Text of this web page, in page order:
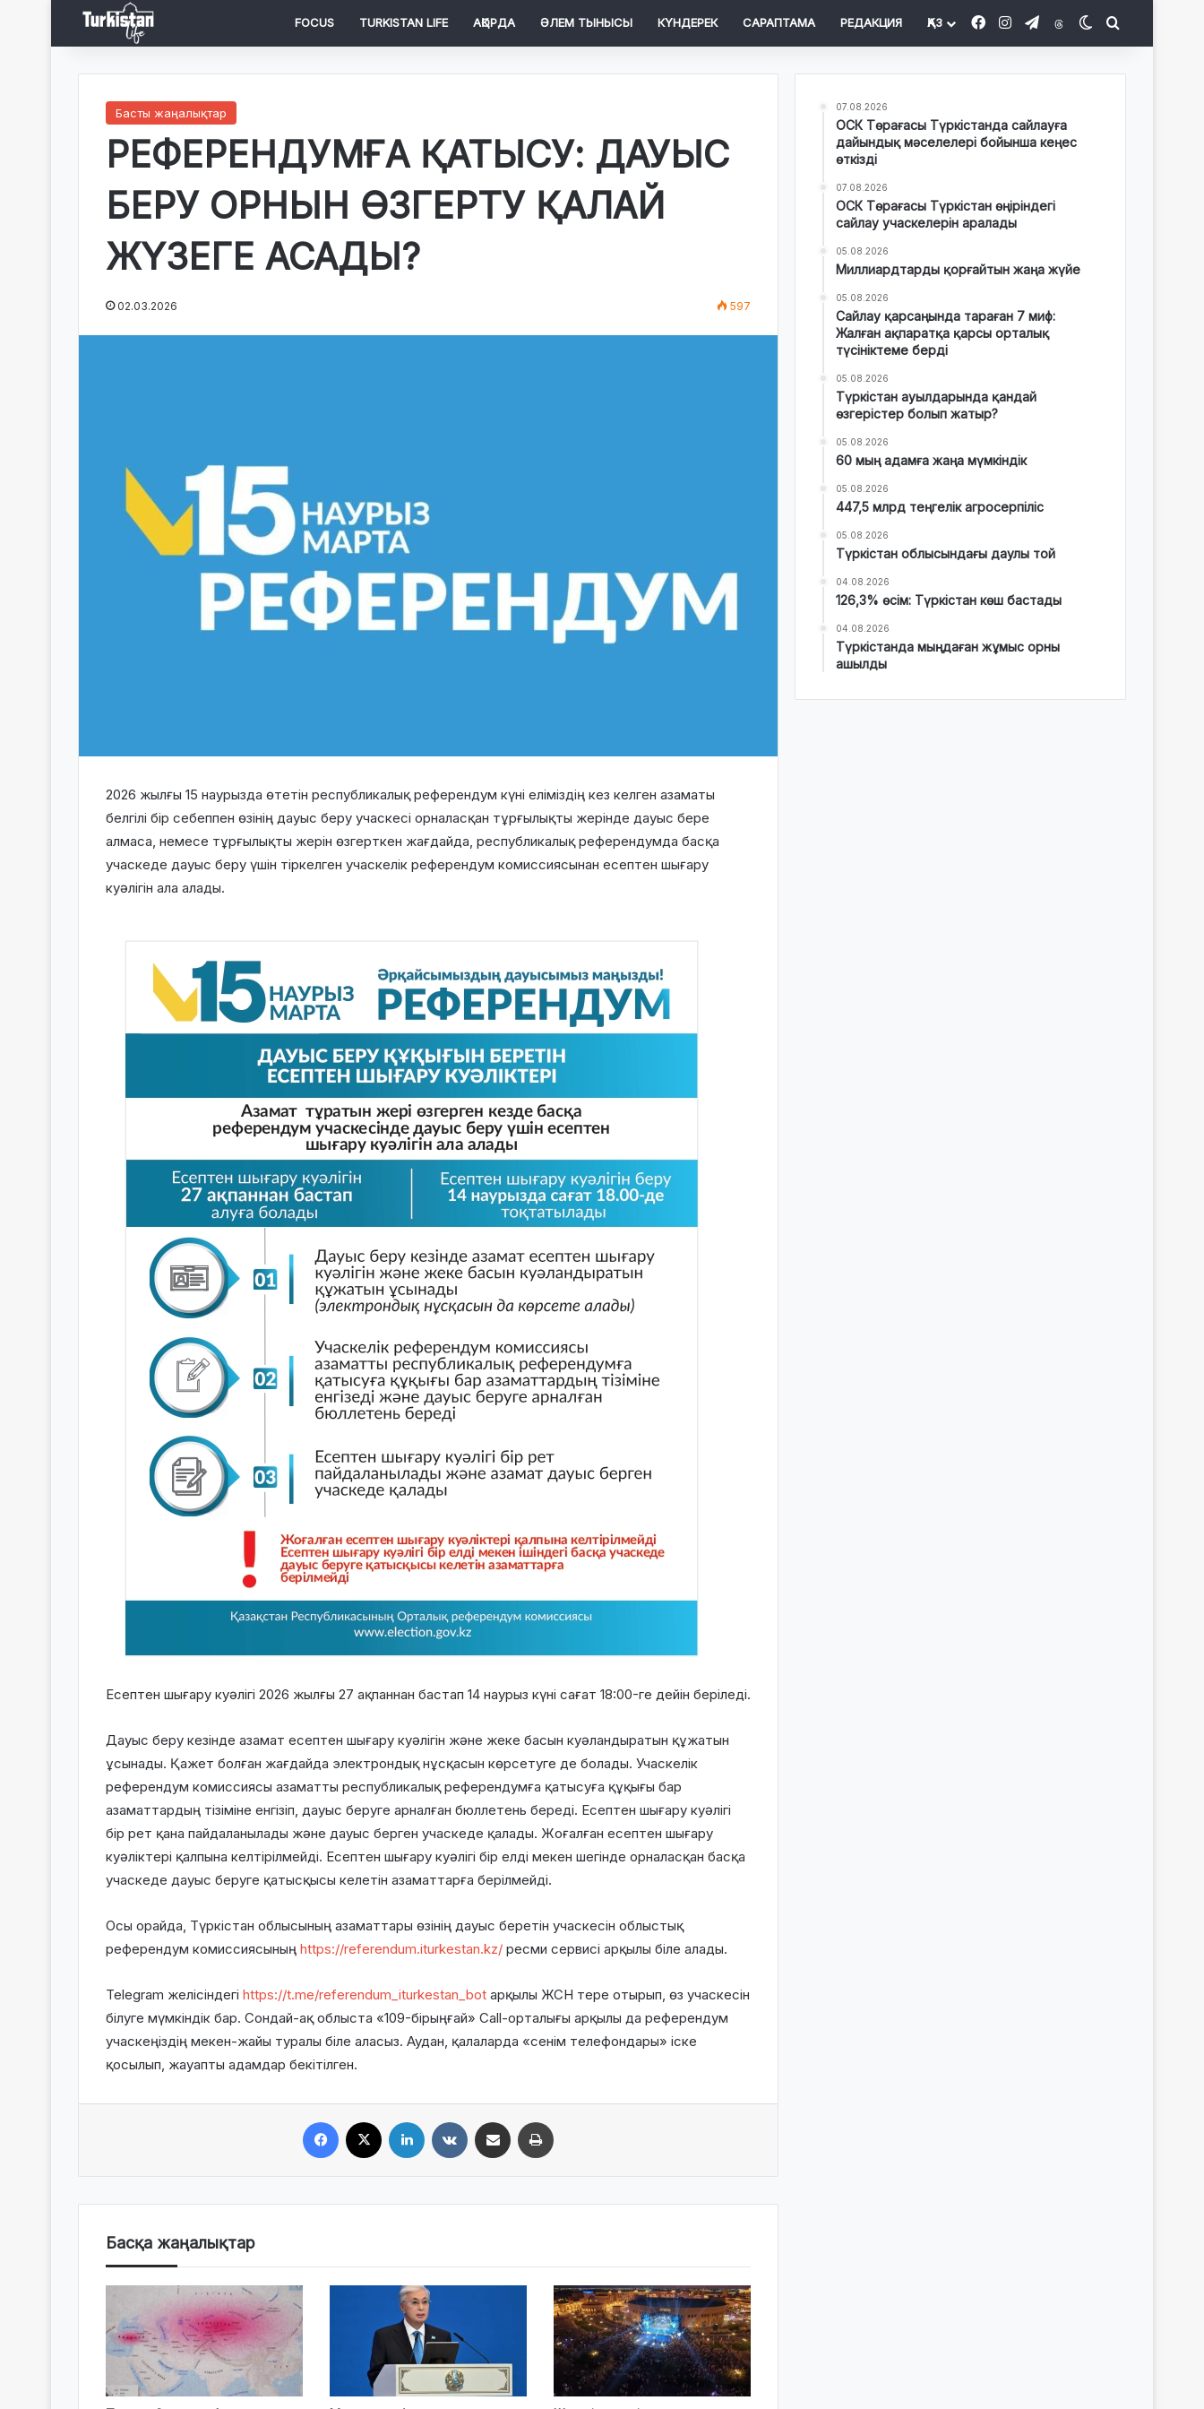
FOCUS TURKISTAN LIFE АҚОРДА ӘЛЕМ ТЫНЫСЫ КҮНДЕРЕК САРАПТАМА РЕДАКЦИЯ ҚАЗ FacebookInstagram
TelegramThreadsSwitch skin
Басты жаңалықтар
РЕФЕРЕНДУМҒА ҚАТЫСУ: ДАУЫС
БЕРУ ОРНЫН ӨЗГЕРТУ ҚАЛАЙ
ЖҮЗЕГЕ АСАДЫ?
02.03.2026 597
2026 жылғы 15 наурызда өтетін республикалық референдум күні еліміздің кез келген азаматы
белгілі бір себеппен өзінің дауыс беру учаскесі орналасқан тұрғылықты жерінде дауыс бере
алмаса, немесе тұрғылықты жерін өзгерткен жағдайда, республикалық референдумда басқа
учаскеде дауыс беру үшін тіркелген учаскелік референдум комиссиясынан есептен шығару
куәлігін ала алады.
Есептен шығару куәлігі 2026 жылғы 27 ақпаннан бастап 14 наурыз күні сағат 18:00-ге дейін беріледі.
Дауыс беру кезінде азамат есептен шығару куәлігін және жеке басын куәландыратын құжатын
ұсынады. Қажет болған жағдайда электрондық нұсқасын көрсетуге де болады. Учаскелік
референдум комиссиясы азаматты республикалық референдумға қатысуға құқығы бар
азаматтардың тізіміне енгізіп, дауыс беруге арналған бюллетень береді. Есептен шығару куәлігі
бір рет қана пайдаланылады және дауыс берген учаскеде қалады. Жоғалған есептен шығару
куәліктері қалпына келтірілмейді. Есептен шығару куәлігі бір елді мекен шегінде орналасқан басқа
учаскеде дауыс беруге қатысқысы келетін азаматтарға берілмейді.
Осы орайда, Түркістан облысының азаматтары өзінің дауыс беретін учаскесін облыстық
референдум комиссиясының https://referendum.iturkestan.kz/ ресми сервисі арқылы біле алады.
Telegram желісіндегі https://t.me/referendum_iturkestan_bot арқылы ЖСН тере отырып, өз учаскесін
білуге мүмкіндік бар. Сондай-ақ облыста «109-бірыңғай» Call-орталығы арқылы да референдум
учаскеңіздің мекен-жайы туралы біле аласыз. Аудан, қалаларда «сенім телефондары» іске
қосылып, жауапты адамдар бекітілген.
Басқа жаңалықтар
07.08.2026
ОСК Төрағасы Түркістанда сайлауға
дайындық мәселелері бойынша кеңес
өткізді
07.08.2026
ОСК Төрағасы Түркістан өңіріндегі
сайлау учаскелерін аралады
05.08.2026
Миллиардтарды қорғайтын жаңа жүйе
05.08.2026
Сайлау қарсаңында тараған 7 миф:
Жалған ақпаратқа қарсы орталық
түсініктеме берді
05.08.2026
Түркістан ауылдарында қандай
өзгерістер болып жатыр?
05.08.2026
60 мың адамға жаңа мүмкіндік
05.08.2026
447,5 млрд теңгелік агросерпіліс
05.08.2026
Түркістан облысындағы даулы той
04.08.2026
126,3% өсім: Түркістан көш бастады
04.08.2026
Түркістанда мыңдаған жұмыс орны
ашылды